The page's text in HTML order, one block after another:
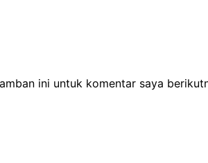
ini untuk komentar saya